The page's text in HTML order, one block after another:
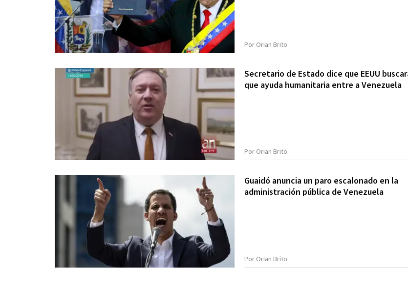
Por Orian Brito
Secretario de Estado dice que EEUU
que ayuda humanitaria entre a Venezuela
Por Orian Brito
Guaidó anuncia un paro escalonado en la
administración pública de Venezuela
Por Orian Brito